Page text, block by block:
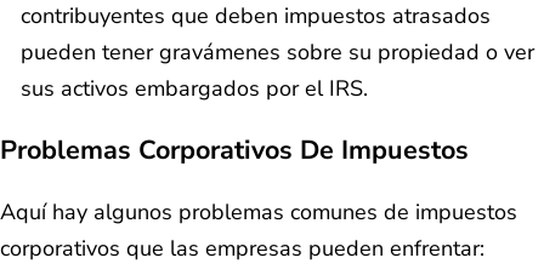
contribuyentes que deben impuestos atrasados
pueden tener gravámenes sobre su propiedad o ver
sus activos embargados por el IRS.
Problemas Corporativos De Impuestos
Aquí hay algunos problemas comunes de impuestos
corporativos que las empresas pueden enfrentar: